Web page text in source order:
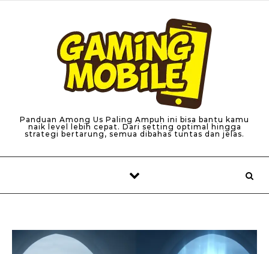
Skip to content
Panduan Among Us Paling Ampuh ini bisa bantu kamu
naik level lebih cepat. Dari setting optimal hingga
strategi bertarung, semua dibahas tuntas dan jelas.